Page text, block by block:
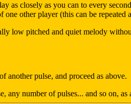
as closely as you can to every
one other player (this can be repeated
low pitched and quiet melody
another pulse, and proceed as above.
any number of pulses... and so on, as